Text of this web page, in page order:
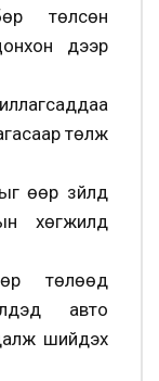
тѳлсѳн
дээр
тѳлж
ѳѳр зүйлд
хѳгжилд
тѳлѳѳд
авто
шийдэх